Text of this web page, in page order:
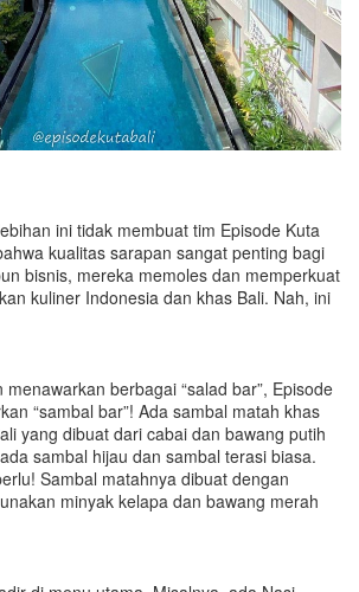
ini tidak membuat tim Episode Kuta
kualitas sarapan sangat penting bagi
bisnis, mereka memoles dan memperkuat
kuliner Indonesia dan khas Bali. Nah, ini
berbagai “salad bar”, Episode
“sambal bar”! Ada sambal matah khas
yang dibuat dari cabai dan bawang putih
sambal hijau dan sambal terasi biasa.
Sambal matahnya dibuat dengan
minyak kelapa dan bawang merah